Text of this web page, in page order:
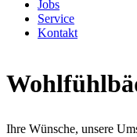
Jobs
Service
Kontakt
Ihre Wünsche, unsere